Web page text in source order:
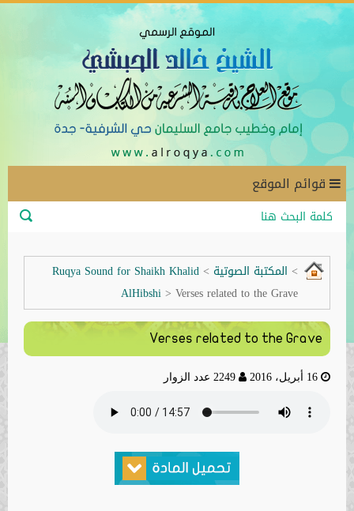
قوائم الموقع
> المكتبة الصوتية >
Ruqya Sound for Shaikh Khalid
AlHibshi> Verses related to the Grave
Verses related to the Grave